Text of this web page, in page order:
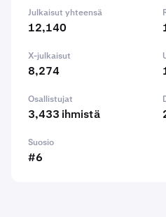
Julkaisut yhteensä
12,140
X-julkaisut
8,274
Osallistujat
3,433 ihmistä
Suosio
#6